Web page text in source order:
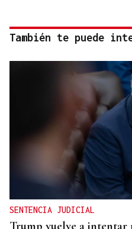
También te puede
SENTENCIA JUDICIAL